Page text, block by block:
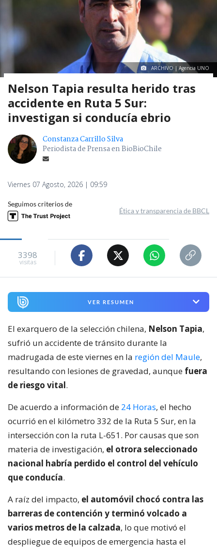
ARCHIVO | Agencia UNO
Nelson Tapia resulta herido tras
accidente en Ruta 5 Sur:
investigan si conducía ebrio
Constanza Carrillo Silva
Periodista de Prensa en BioBioChile
Viernes 07 Agosto, 2026 | 09:59
Seguimos criterios de
Ética y transparencia de BBCL
3398
visitas
VER RESUMEN
El exarquero de la selección chilena, Nelson Tapia,
sufrió un accidente de tránsito durante la
madrugada de este viernes en la región del Maule,
resultando con lesiones de gravedad, aunque fuera
de riesgo vital.
De acuerdo a información de 24 Horas, el hecho
ocurrió en el kilómetro 332 de la Ruta 5 Sur, en la
intersección con la ruta L-651. Por causas que son
materia de investigación, el otrora seleccionado
nacional habría perdido el control del vehículo
que conducía.
A raíz del impacto, el automóvil chocó contra las
barreras de contención y terminó volcado a
varios metros de la calzada, lo que motivó el
despliegue de equipos de emergencia hasta el